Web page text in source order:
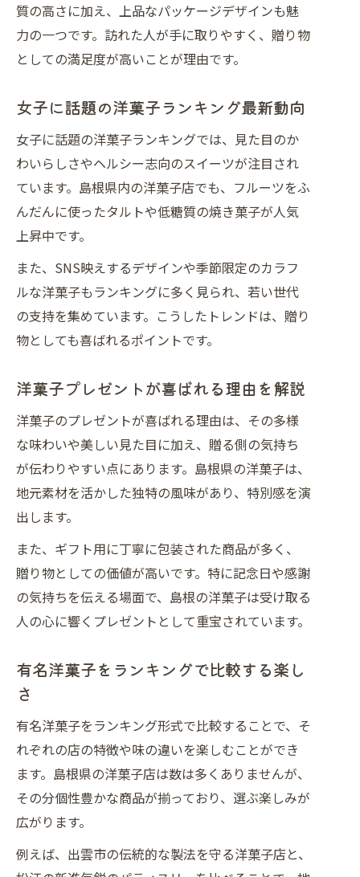
質の高さに加え、上品なパッケージデザインも魅
力の一つです。訪れた人が手に取りやすく、贈り物
としての満足度が高いことが理由です。
女子に話題の洋菓子ランキング最新動向
女子に話題の洋菓子ランキングでは、見た目のか
わいらしさやヘルシー志向のスイーツが注目され
ています。島根県内の洋菓子店でも、フルーツをふ
んだんに使ったタルトや低糖質の焼き菓子が人気
上昇中です。
また、SNS映えするデザインや季節限定のカラフ
ルな洋菓子もランキングに多く見られ、若い世代
の支持を集めています。こうしたトレンドは、贈り
物としても喜ばれるポイントです。
洋菓子プレゼントが喜ばれる理由を解説
洋菓子のプレゼントが喜ばれる理由は、その多様
な味わいや美しい見た目に加え、贈る側の気持ち
が伝わりやすい点にあります。島根県の洋菓子は、
地元素材を活かした独特の風味があり、特別感を演
出します。
また、ギフト用に丁寧に包装された商品が多く、
贈り物としての価値が高いです。特に記念日や感謝
の気持ちを伝える場面で、島根の洋菓子は受け取る
人の心に響くプレゼントとして重宝されています。
有名洋菓子をランキングで比較する楽し
さ
有名洋菓子をランキング形式で比較することで、そ
れぞれの店の特徴や味の違いを楽しむことができ
ます。島根県の洋菓子店は数は多くありませんが、
その分個性豊かな商品が揃っており、選ぶ楽しみが
広がります。
例えば、出雲市の伝統的な製法を守る洋菓子店と、